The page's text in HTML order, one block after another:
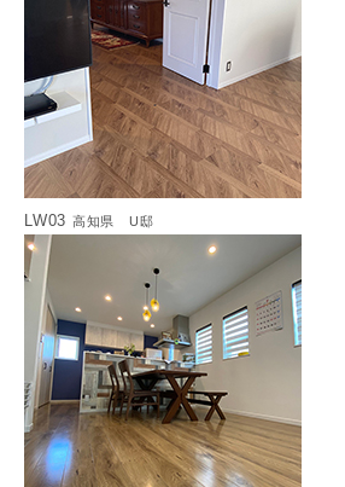
LW03 高知県 U邸